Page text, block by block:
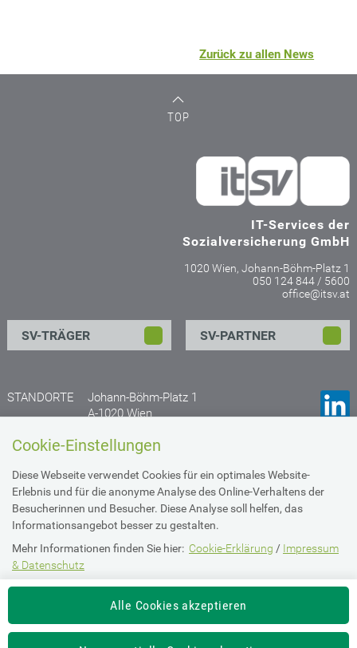
Cookie-Einstellungen
Diese Webseite verwendet Cookies für ein optimales Website-
Erlebnis und für die anonyme Analyse des Online-Verhaltens der
Besucherinnen und Besucher. Diese Analyse soll helfen, das
Informationsangebot besser zu gestalten.
Mehr Informationen finden Sie hier: Cookie-Erklärung / Impressum
& Datenschutz
Die Einstellung können Sie jederzeit auf der Seite "Imperssum &
" ändern.Alle Cookies akzeptieren
Zurück zu allen News
TOP
IT-Services der
Sozialversicherung GmbH
1020 Wien, Johann-Böhm-Platz 1
050 124 844 / 5600
office@itsv.at
SV-TRÄGER SV-PARTNER
STANDORTE
Johann-Böhm-Platz 1
A-1020 Wien
A- 4020 Linz
Anfahrtsplan
Impressum & Datenschutz
Barrierefreiheit